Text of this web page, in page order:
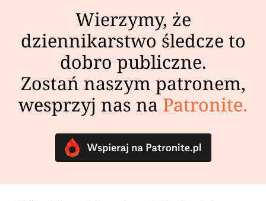
Wierzymy, że
dziennikarstwo śledcze to
dobro publiczne.
Zostań naszym patronem,
wesprzyj nas na Patronite.